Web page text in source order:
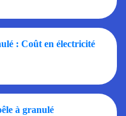
: Coût en électricité
à granulé